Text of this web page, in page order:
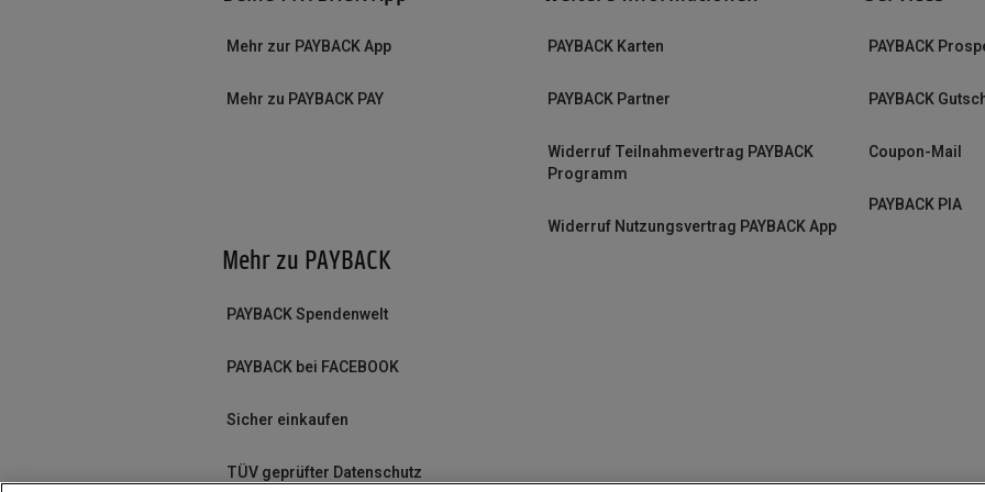
Mehr zur PAYBACK App
Mehr zu PAYBACK PAY
PAYBACK Karten
PAYBACK Partner
Widerruf Teilnahmevertrag PAYBACK
Programm
Widerruf Nutzungsvertrag PAYBACK App
PAYBACK
PAYBACK
Coupon-Mail
PAYBACK PIA
Mehr zu PAYBACK
PAYBACK Spendenwelt
PAYBACK bei FACEBOOK
Sicher einkaufen
TÜV geprüfter Datenschutz